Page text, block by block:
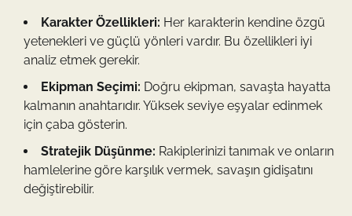
Karakter Özellikleri: Her karakterin kendine özgü
yetenekleri ve güçlü yönleri vardır. Bu özellikleri iyi
analiz etmek gerekir.
Ekipman Seçimi: Doğru ekipman, savaşta hayatta
kalmanın anahtarıdır. Yüksek seviye eşyalar edinmek
için çaba gösterin.
Stratejik Düşünme: Rakiplerinizi tanımak ve onların
hamlelerine göre karşılık vermek, savaşın gidişatını
değiştirebilir.